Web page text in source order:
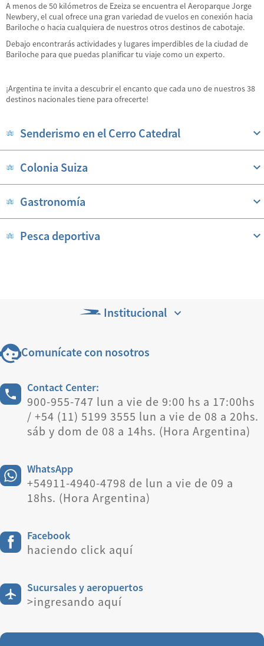
A menos de 50 kilómetros de Ezeiza se encuentra el Aeroparque Jorge
Newbery, el cual ofrece una gran variedad de vuelos en conexión hacia
Bariloche o hacia cualquiera de nuestros otros destinos de cabotaje.
Debajo encontrarás actividades y lugares imperdibles de la ciudad de
Bariloche para que puedas planificar tu viaje como un experto.
¡Argentina te invita a descubrir el encanto que cada uno de nuestros 38
destinos nacionales tiene para ofrecerte!
Senderismo en el Cerro Catedral
Colonia Suiza
Gastronomía
Pesca deportiva
Institucional
Comunícate con nosotros
Contact Center:
900-955-747 lun a vie de 9:00 hs a 17:00hs
/ +54 (11) 5199 3555 lun a vie de 08 a 20hs.
sáb y dom de 08 a 14hs. (Hora Argentina)
WhatsApp
+54911-4940-4798 de lun a vie de 09 a
18hs. (Hora Argentina)
Facebook
haciendo click aquí
Sucursales y aeropuertos
>ingresando aquí